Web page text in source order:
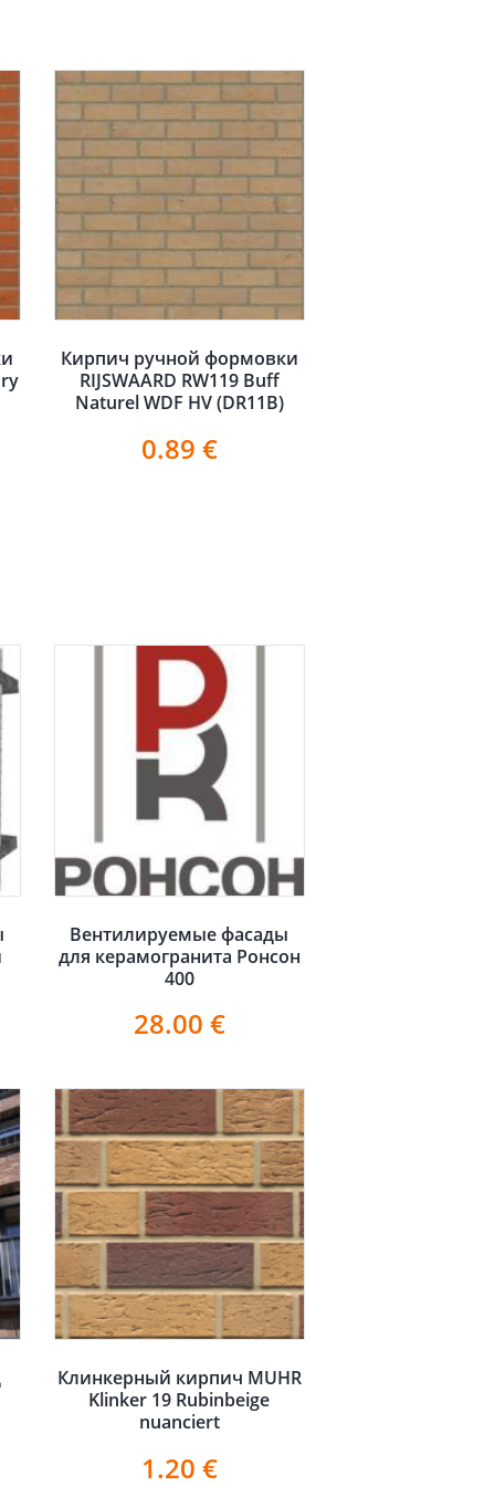
Кирпич ручной формовки
RIJSWAARD RW119 Buff
Naturel WDF HV (DR11B)
0.89 €
Вентилируемые фасады
для керамогранита Ронсон
400
28.00 €
Клинкерный кирпич MUHR
Klinker 19 Rubinbeige
nuanciert
1.20 €